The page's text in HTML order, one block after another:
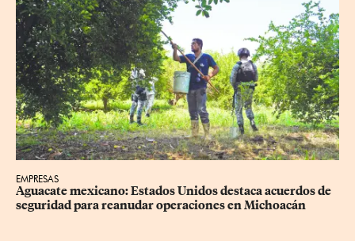
EMPRESAS
Aguacate mexicano: Estados Unidos destaca acuerdos de
seguridad para reanudar operaciones en Michoacán